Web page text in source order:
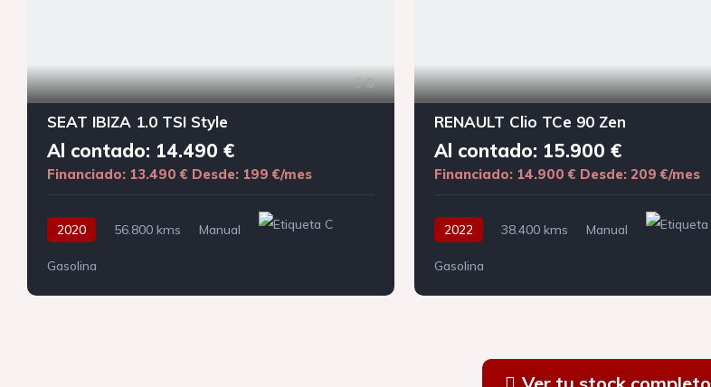
8
SEAT IBIZA 1.0 TSI Style
Al contado: 14.490 €
Financiado: 13.490 € Desde: 199 €/mes
2020 56.800 kms Manual
Gasolina
RENAULT Clio TCe 90 Zen
Al contado: 15.900 €
Financiado: 14.900 € Desde: 209 €/mes
2022 38.400 kms Manual
Gasolina